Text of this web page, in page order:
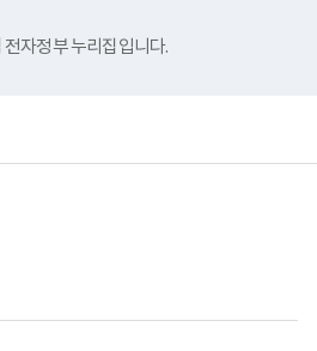
자정부 누리집입니다.
검